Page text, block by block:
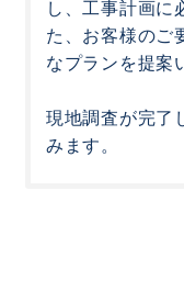
し、工事計画に
た、お客様のご
なプランを提案
現地調査が完了
みます。